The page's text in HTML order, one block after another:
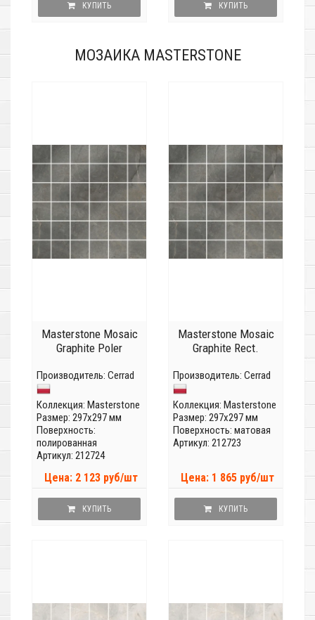
КУПИТЬ КУПИТЬ
МОЗАИКА MASTERSTONE
Masterstone Mosaic
Graphite Poler
Производитель: Cerrad
Коллекция: Masterstone
Размер: 297x297 мм
Поверхность:
полированная
Артикул: 212724
Цена: 2 123 руб/шт
КУПИТЬ
Masterstone Mosaic
Graphite Rect.
Производитель: Cerrad
Коллекция: Masterstone
Размер: 297x297 мм
Поверхность: матовая
Артикул: 212723
Цена: 1 865 руб/шт
КУПИТЬ